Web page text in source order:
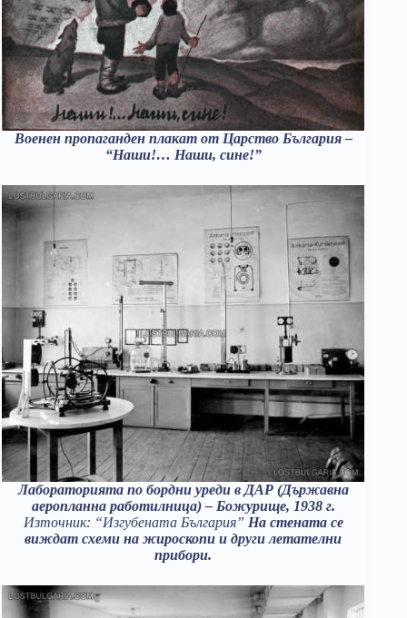
Военен пропаганден плакат от Царство България –
“Наши!… Наши, сине!”
Лабораторията по бордни уреди в ДАР (Държавна
аеропланна работилница) – Божурище, 1938 г.
Източник: “Изгубената България” На стената се
виждат схеми на жироскопи и други летателни
прибори.